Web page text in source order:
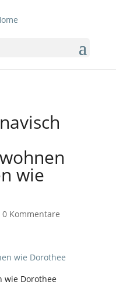
wie
0 Kommentare
wie Dorothee